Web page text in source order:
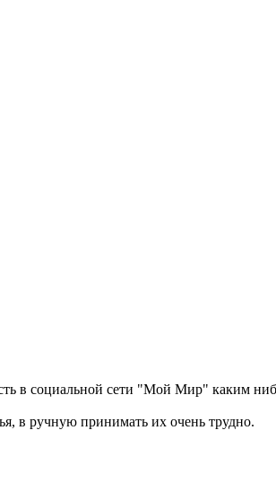
в социальной сети "Мой Мир" каким
в ручную принимать их очень трудно.